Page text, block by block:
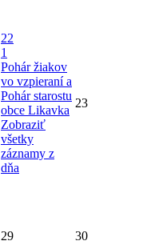
22
1
Pohár žiakov
vo vzpieraní a
Pohár starostu
obce Likavka
Zobraziť
všetky
záznamy z
dňa
23
29 30